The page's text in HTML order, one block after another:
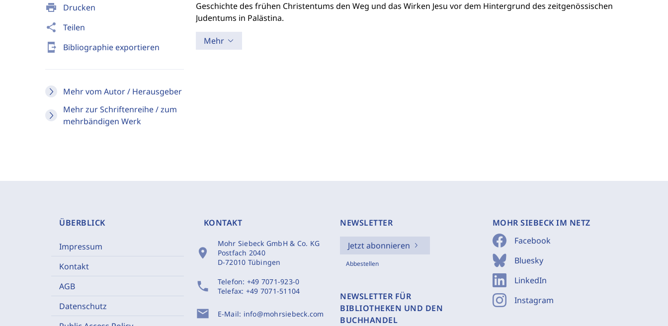
print Drucken
share Teilen
send_to_mobile Bibliographie exportieren
Mehr vom Autor / Herausgeber
Mehr zur Schriftenreihe / zum
mehrbändigen Werk
Geschichte des frühen Christentums den Weg und das Wirken Jesu vor dem Hintergrund des zeitgenössischen
Judentums in Palästina.
Mehr
ÜBERBLICK
Impressum
Kontakt
AGB
Datenschutz
KONTAKT
location_on
Mohr Siebeck GmbH & Co. KG
Postfach 2040
D-72010 Tübingen
phone Telefon: +49 7071-923-0
Telefax: +49 7071-51104
mail E-Mail: info@mohrsiebeck.com
NEWSLETTER
Jetzt abonnieren
Abbestellen
NEWSLETTER FÜR
BIBLIOTHEKEN UND DEN
BUCHHANDEL
MOHR SIEBECK IM NETZ
Facebook
Bluesky
LinkedIn
Instagram